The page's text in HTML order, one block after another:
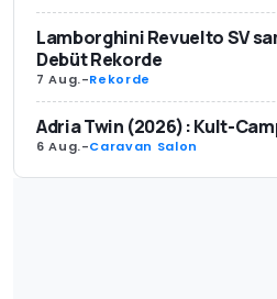
Lamborghini Revuelto SV
Debüt Rekorde
7 Aug.-Rekorde
Adria Twin (2026): Kult-
6 Aug.-Caravan Salon